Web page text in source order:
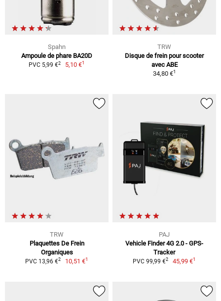
Spahn
Ampoule de phare BA20D
PVC 5,99 €2 5,10 €1
TRW
Disque de frein pour scooter
avec ABE
34,80 €1
TRW
Plaquettes De Frein
Organiques
PVC 13,96 €2 10,51 €1
PAJ
Vehicle Finder 4G 2.0 - GPS-
Tracker
PVC 99,99 €2 45,99 €1